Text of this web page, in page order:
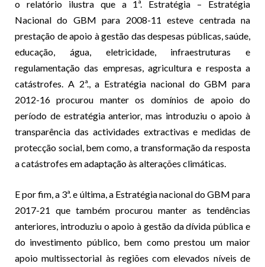
o relatório ilustra que a 1ª. Estratégia – Estratégia
Nacional do GBM para 2008-11 esteve centrada na
prestação de apoio à gestão das despesas públicas, saúde,
educação, água, eletricidade, infraestruturas e
regulamentação das empresas, agricultura e resposta a
catástrofes. A 2ª., a Estratégia nacional do GBM para
2012-16 procurou manter os domínios de apoio do
período de estratégia anterior, mas introduziu o apoio à
transparência das actividades extractivas e medidas de
protecção social, bem como, a transformação da resposta
a catástrofes em adaptação às alterações climáticas.
E por fim, a 3ª. e última, a Estratégia nacional do GBM para
2017-21 que também procurou manter as tendências
anteriores, introduziu o apoio à gestão da dívida pública e
do investimento público, bem como prestou um maior
apoio multissectorial às regiões com elevados níveis de